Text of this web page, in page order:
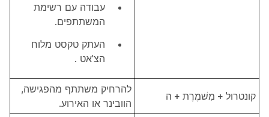
עבודה עם רשימת
המשתתפים.
העתק טקסט מלוח
הצ'אט .
קונטרול + מִשׁמֶרֶת + ה
להרחיק משתתף מהפגישה,
הוובינר או האירוע.